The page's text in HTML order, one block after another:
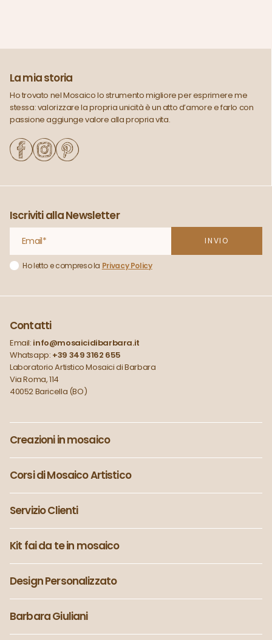
La mia storia
Ho trovato nel Mosaico lo strumento migliore per esprimere me
stessa: valorizzare la propria unicità è un atto d’amore e farlo con
passione aggiunge valore alla propria vita.
Iscriviti alla Newsletter
Ho letto e compreso la Privacy Policy
Contatti
Email: info@mosaicidibarbara.it
Whatsapp: +39 349 3162 655
Laboratorio Artistico Mosaici di Barbara
Via Roma, 114
40052 Baricella (BO)
Creazioni in mosaico
Corsi di Mosaico Artistico
Servizio Clienti
Kit fai da te in mosaico
Design Personalizzato
Barbara Giuliani